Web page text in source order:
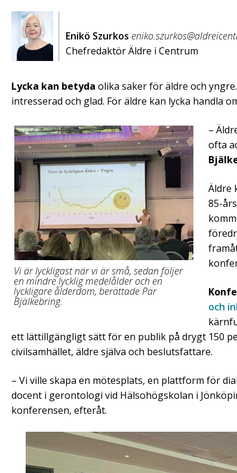
Enikö Szurkos
Chefredaktör Äldre i Centrum
Lycka kan betyda olika saker för äldre och
intresserad och glad. För äldre kan lycka handla
Vi är lyckligast när vi är små, sedan följer
en mindre lycklig medelålder och en
lyckligare ålderdom, berättade Pär
Bjälkebring.
–
ofta
Äldre
85-
och
ett lättillgängligt sätt för en publik på drygt 150
civilsamhället, äldre själva och beslutsfattare.
– Vi ville skapa en mötesplats, en plattform för
docent i gerontologi vid Hälsohögskolan i
konferensen, efteråt.